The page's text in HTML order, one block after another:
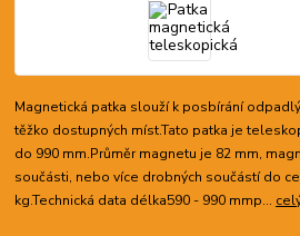
Magnetická patka slouží k posbírání
těžko dostupných míst.Tato patka je
do 990 mm.Průměr magnetu je 82 mm,
součásti, nebo více drobných součástí do
kg.Technická data délka590 - 990 mmp...